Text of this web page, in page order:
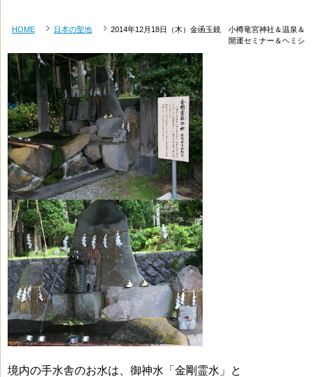
HOME 日本の聖地
2014年12月18日（木）金函玉鏡 小樽竜宮神社＆温泉＆
開運セミナー＆ヘミシ
境内の手水舎のお水は、御神水「金剛霊水」と